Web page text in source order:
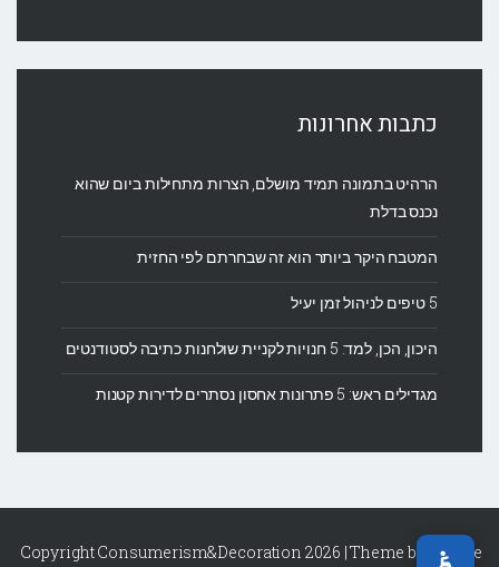
כתבות אחרונות
הרהיט בתמונה תמיד מושלם, הצרות מתחילות ביום שהוא
נכנס בדלת
המטבח היקר ביותר הוא זה שבחרתם לפי החזית
5 טיפים לניהול זמן יעיל
היכון, הכן, למד: 5 חנויות לקניית שולחנות כתיבה לסטודנטים
מגדילים ראש: 5 פתרונות אחסון נסתרים לדירות קטנות
Copyright Consumerism&Decoration 2026 | Theme by
Theme